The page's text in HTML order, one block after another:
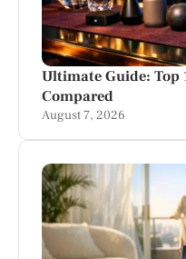
Ultimate Guide: Top
Compared
August 7, 2026